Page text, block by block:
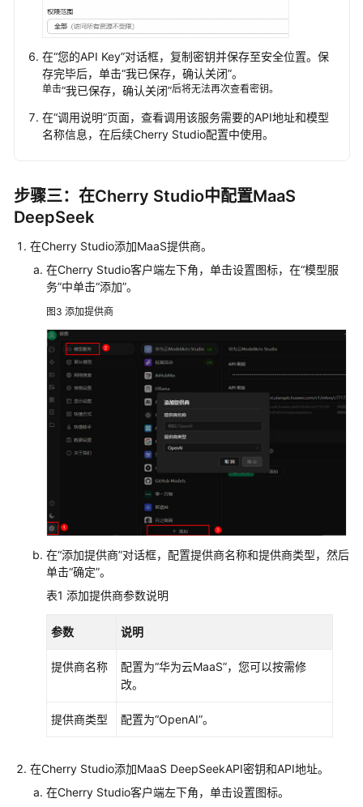
OpenCode
Claude
Code
Dify
Studio
Cursor
Deep
Research
附
录
计
API
参
在“您的API Key”对话框，复制密钥并保存至安全位置。保
存完毕后，单击“我已保存，确认关闭”。
单击“我已保存，确认关闭”后将无法再次查看密钥。
在“调用说明”页面，查看调用该服务需要的API地址和模型
名称信息，在后续Cherry Studio配置中使用。
步骤三：在Cherry Studio中配置MaaS
DeepSeek
在Cherry Studio添加MaaS提供商。
在Cherry Studio客户端左下角，单击设置图标，在“模型服
务”中单击“添加”。
图3 添加提供商
在“添加提供商”对话框，配置提供商名称和提供商类型，然后
单击“确定”。
表1 添加提供商参数说明
参数 说明
提供商名称 配置为“华为云MaaS”，您可以按需修
改。
提供商类型 配置为“OpenAI”。
在Cherry Studio添加MaaS DeepSeekAPI密钥和API地址。
在Cherry Studio客户端左下角，单击设置图标。